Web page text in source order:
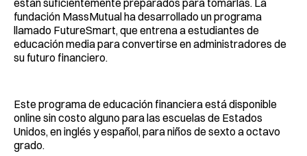
fundación MassMutual ha desarrollado un programa
llamado FutureSmart, que entrena a estudiantes de
educación media para convertirse en administradores de
su futuro financiero.
Este programa de educación financiera está disponible
online sin costo alguno para las escuelas de Estados
Unidos, en inglés y español, para niños de sexto a octavo
grado.